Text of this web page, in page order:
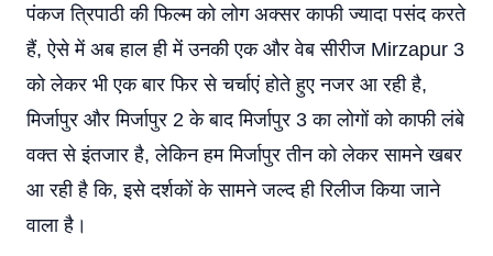
पंकज त्रिपाठी की फिल्म को लोग अक्सर काफी ज्यादा पसंद करते
हैं, ऐसे में अब हाल ही में उनकी एक और वेब सीरीज Mirzapur 3
को लेकर भी एक बार फिर से चर्चाएं होते हुए नजर आ रही है,
मिर्जापुर और मिर्जापुर 2 के बाद मिर्जापुर 3 का लोगों को काफी लंबे
वक्त से इंतजार है, लेकिन हम मिर्जापुर तीन को लेकर सामने खबर
आ रही है कि, इसे दर्शकों के सामने जल्द ही रिलीज किया जाने
वाला है।